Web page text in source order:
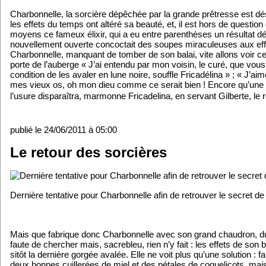
Charbonnelle, la sorcière dépêchée par la grande prêtresse est
les effets du temps ont altéré sa beauté, et, il est hors de
moyens ce fameux élixir, qui a eu entre parenthèses un résultat
nouvellement ouverte concoctait des soupes miraculeuses aux
Charbonnelle, manquant de tomber de son balai, vite allons voir
porte de l’auberge « J’ai entendu par mon voisin, le curé, que
condition de les avaler en lune noire, souffle Fricadélina » ; «
mes vieux os, oh mon dieu comme ce serait bien ! Encore
l’usure disparaîtra, marmonne Fricadelina, en servant Gilberte, le
publié le 24/06/2011 à 05:00
Le retour des sorcières
Dernière tentative pour Charbonnelle afin de retrouver le secret
Mais que fabrique donc Charbonnelle avec son grand chaudron,
faute de chercher mais, sacrebleu, rien n’y fait : les effets de
sitôt la dernière gorgée avalée. Elle ne voit plus qu’une solution